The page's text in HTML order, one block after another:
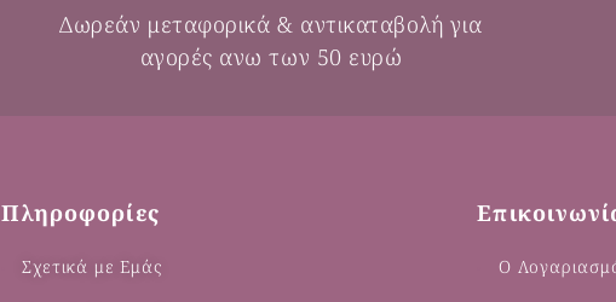
Δωρεάν μεταφορικά & αντικαταβολή για
αγορές ανω των 50 ευρώ
Πληροφορίες
Σχετικά με Εμάς Ο